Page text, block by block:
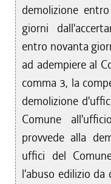
demolizione
giorni
entro novanta
ad adempiere al
comma 3, la
demolizione
Comune
provvede alla
uffici del
l'abuso edilizio da